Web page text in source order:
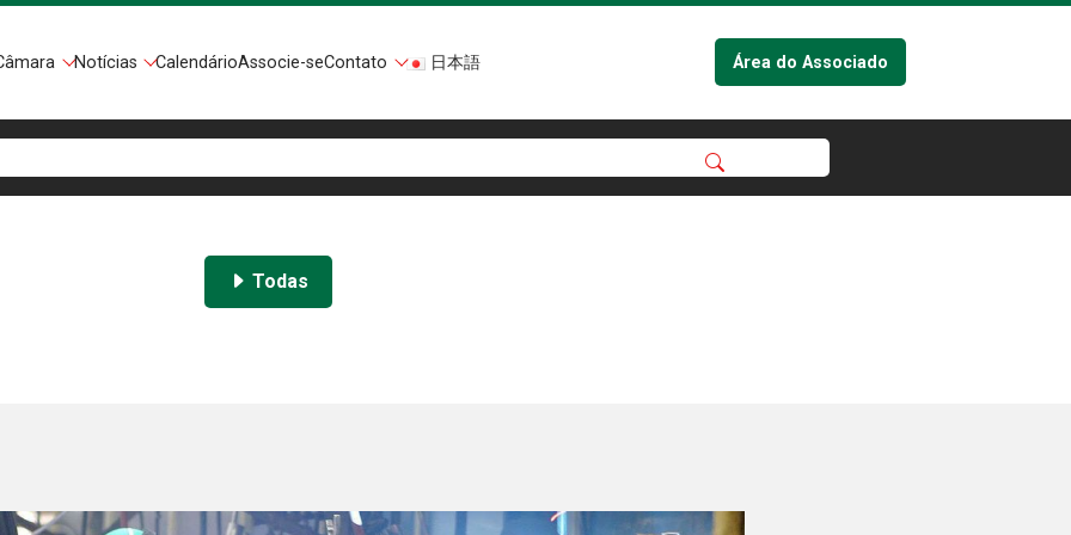
Notícias CalendárioAssocie-seContato 日本語 Área do Associado
Todas